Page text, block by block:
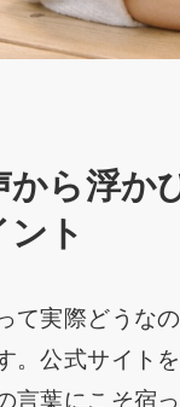
から浮か
ント
て実際どうな
。公式サイト
言葉にこそ宿